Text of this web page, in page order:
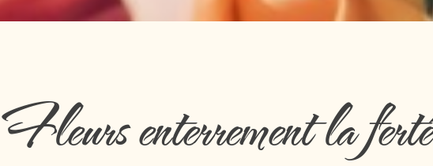
Fleurs enterrement la ferté